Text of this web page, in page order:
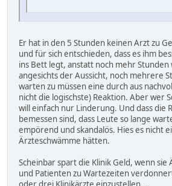
Er hat in den 5 Stunden keinen Arzt zu
und für sich entschieden, dass es ihm
ins Bett legt, anstatt noch mehr Stunden
angesichts der Aussicht, noch mehrere
warten zu müssen eine durch aus
nicht die logischste) Reaktion. Aber wer
will einfach nur Linderung. Und dass die
bemessen sind, dass Leute so lange
empörend und skandalös. Hies es nicht
Ärzteschwämme hätten.
Scheinbar spart die Klinik Geld, wenn
und Patienten zu Wartezeiten